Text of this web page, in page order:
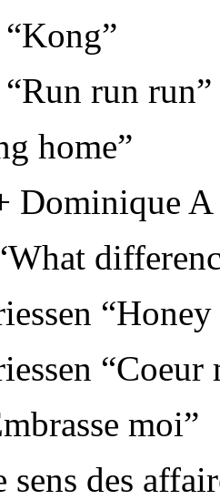
run run”
home”
Dominique A
moi”
des